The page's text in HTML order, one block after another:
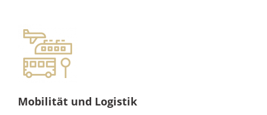
Mobilität und Logistik